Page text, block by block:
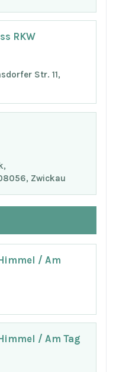
RKW
Str. 11,
Zwickau
/ Am
/ Am Tag